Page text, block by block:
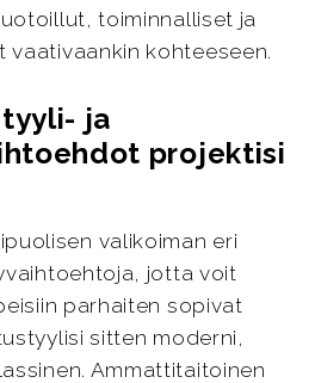
toiminnalliset ja
kohteeseen.
ja
projektisi
valikoiman eri
jotta voit
parhaiten sopivat
sitten moderni,
Ammattitaitoinen